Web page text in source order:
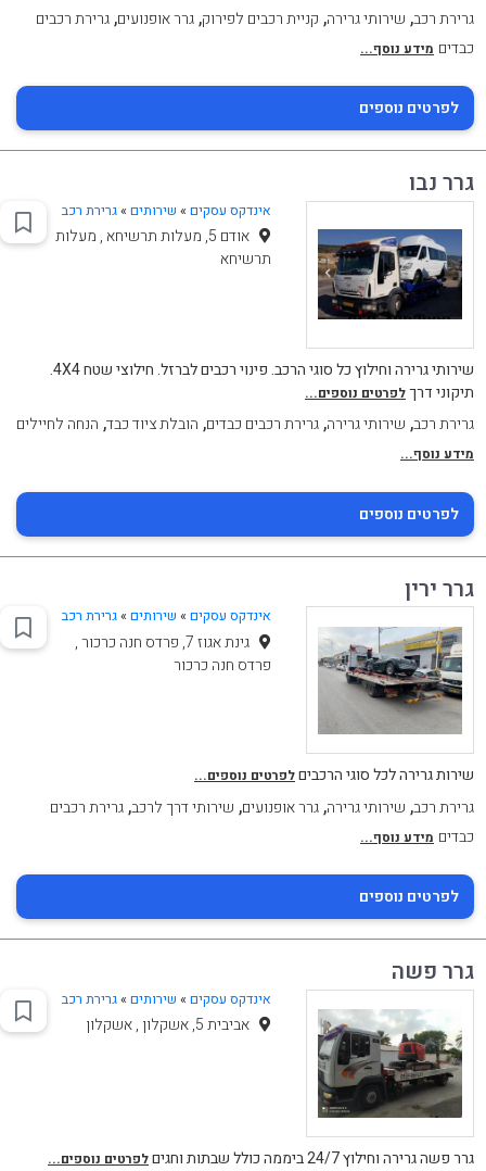
גרירת רכב, שירותי גרירה, קניית רכבים לפירוק,גרר אופנועים,גרירת רכבים
כבדים מידע נוסף...
לפרטים נוספים
גרר נבו
אינדקס עסקים » שירותים»גרירת רכב
אודם 5, מעלות תרשיחא , מעלות
תרשיחא
שירותי גרירה וחילוץ כל סוגי הרכב. פינוי רכבים לברזל. חילוצי שטח 4X4.
תיקוני דרךלפרטים נוספים...
גרירת רכב, שירותי גרירה,גרירת רכבים כבדים, הובלת ציוד כבד, הנחה לחיילים
מידע נוסף...
לפרטים נוספים
גרר ירין
אינדקס עסקים » שירותים»גרירת רכב
גינת אגוז 7, פרדס חנה כרכור ,
פרדס חנה כרכור
שירות גרירה לכל סוגי הרכביםלפרטים נוספים...
גרירת רכב, שירותי גרירה,גרר אופנועים, שירותי דרך לרכב,גרירת רכבים
כבדים מידע נוסף...
לפרטים נוספים
גרר פשה
אינדקס עסקים » שירותים»גרירת רכב
אביבית 5, אשקלון , אשקלון
גרר פשה גרירה וחילוץ 24/7 ביממה כולל שבתות וחגים לפרטים נוספים...